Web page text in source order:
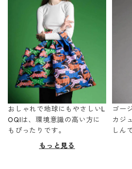
おしゃれで地球にもやさしいL
OQIは、環境意識の高い方に
もぴったりです。
もっと見る
ゴー
カジ
しん